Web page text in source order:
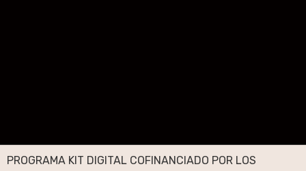
PROGRAMA KIT DIGITAL COFINANCIADO POR LOS